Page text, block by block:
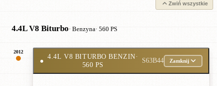
Zwiń wszystkie
4.4L V8 Biturbo· Benzyna· 560 PS
2012
●
4.4L V8 BITURBO BENZIN·
560 PS
S63B44 Zamknij